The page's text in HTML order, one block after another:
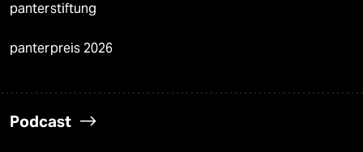
panterstiftung
panterpreis 2026
Podcast